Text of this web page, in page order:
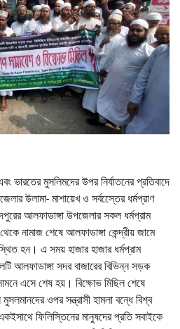
ভারতের মুসলিমদের উপর নির্যাতনের প্রতিবাদে
উলামা- মাশায়েখ ও সর্বস্তেের ধর্মপ্রাণ
আলফাডাঙ্গা উপজেলার সকল ধর্মপ্রাম
নামাজ শেষে আলফাডাঙ্গা কেন্দ্রীয় জামে
হন। এ সময় হাজার হাজার ধর্মপ্রাম
আলফাডাঙ্গা সদর বাজারের বিভিন্ন সড়ক
এসে শেষ হয়। বিক্ষোভ মিছিল শেষে
ওপর সন্ত্রাসী হামলা বন্ধে বিশ্ব
ফিলিস্তিনের মানুষদের প্রতি সবাইকে